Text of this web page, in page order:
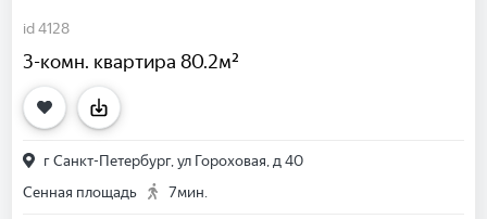
id 4128
3-комн. квартира 80.2м²
г Санкт-Петербург, ул Гороховая, д 40
Сенная площадь
7мин.